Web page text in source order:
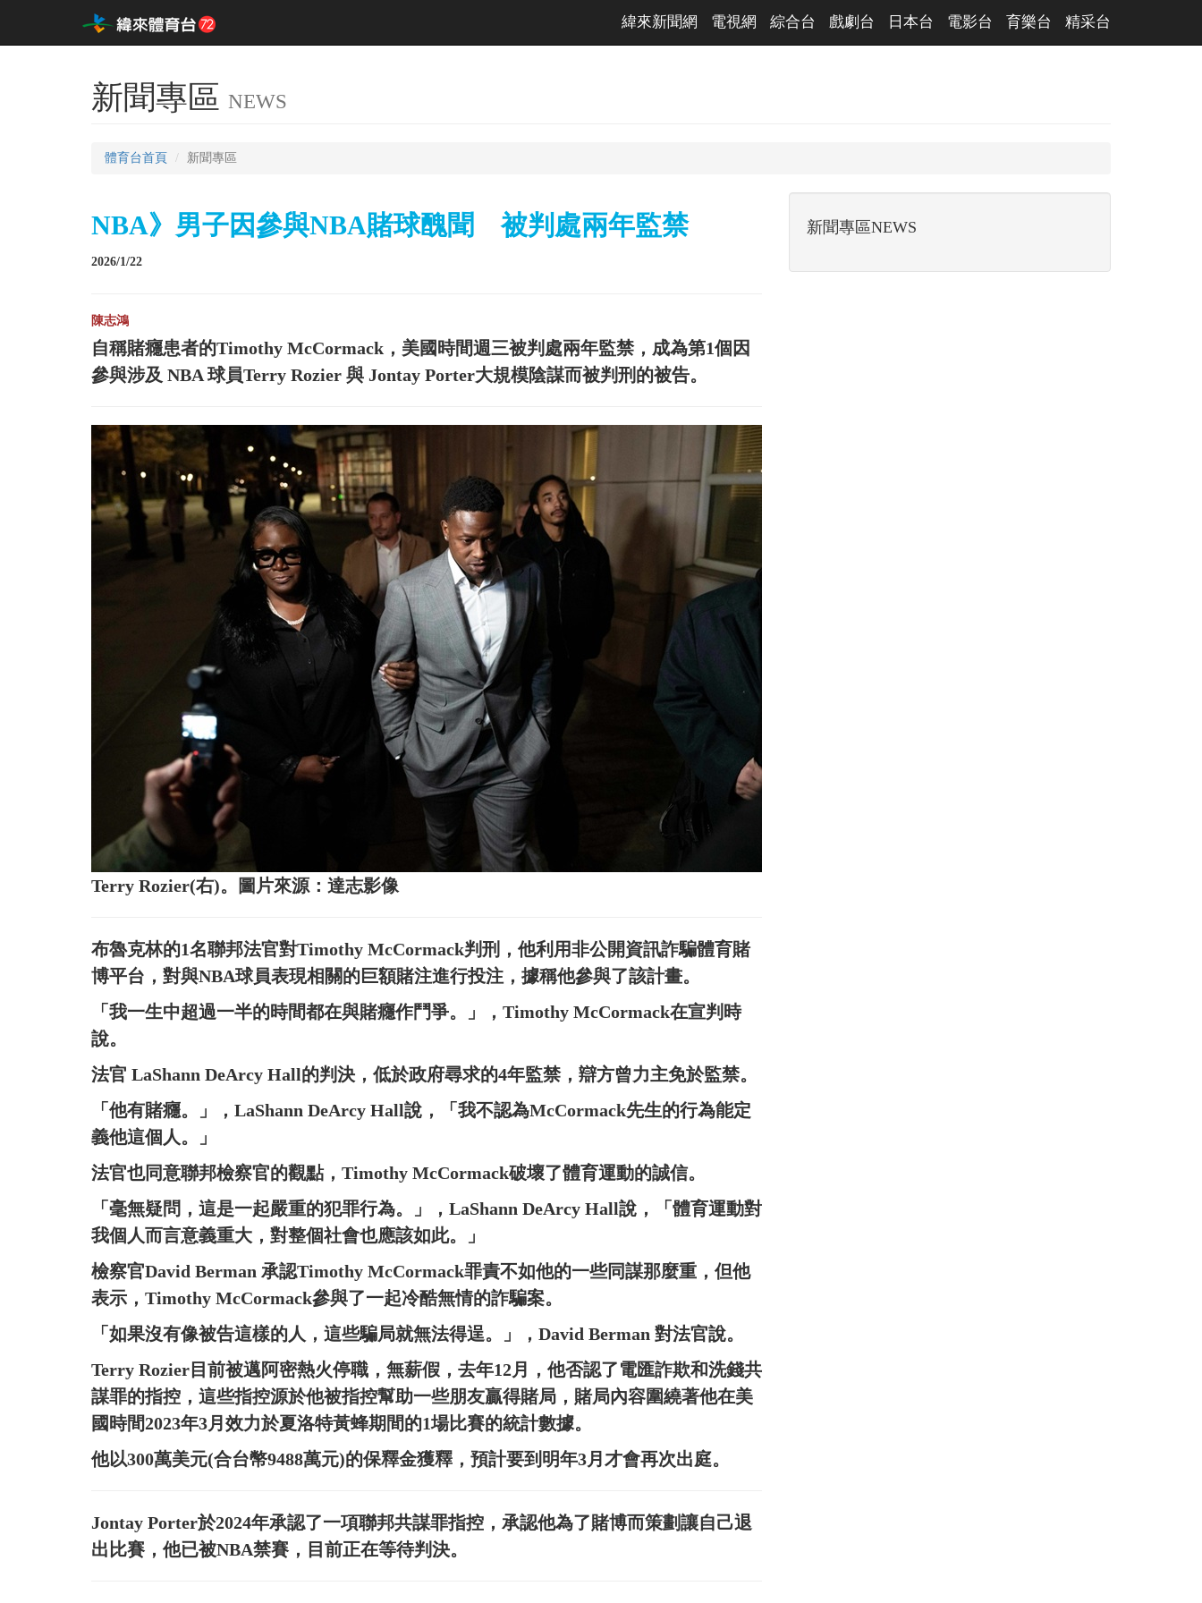
緯來新聞網 電視網 綜合台 戲劇台 日本台 電影台 育樂台 精采台
新聞專區 NEWS
體育台首頁 新聞專區
NBA》男子因參與NBA賭球醜聞 被判處兩年監禁
2026/1/22
陳志鴻
自稱賭癮患者的Timothy McCormack，美國時間週三被判處兩年監禁，成為第1個因
參與涉及 NBA 球員Terry Rozier 與 Jontay Porter大規模陰謀而被判刑的被告。
Terry Rozier(右)。圖片來源：達志影像
布魯克林的1名聯邦法官對Timothy McCormack判刑，他利用非公開資訊詐騙體育賭
博平台，對與NBA球員表現相關的巨額賭注進行投注，據稱他參與了該計畫。
「我一生中超過一半的時間都在與賭癮作鬥爭。」，Timothy McCormack在宣判時
說。
法官 LaShann DeArcy Hall的判決，低於政府尋求的4年監禁，辯方曾力主免於監禁。
「他有賭癮。」，LaShann DeArcy Hall說，「我不認為McCormack先生的行為能定
義他這個人。」
法官也同意聯邦檢察官的觀點，Timothy McCormack破壞了體育運動的誠信。
「毫無疑問，這是一起嚴重的犯罪行為。」，LaShann DeArcy Hall說，「體育運動對
我個人而言意義重大，對整個社會也應該如此。」
檢察官David Berman 承認Timothy McCormack罪責不如他的一些同謀那麼重，但他
表示，Timothy McCormack參與了一起冷酷無情的詐騙案。
「如果沒有像被告這樣的人，這些騙局就無法得逞。」，David Berman 對法官說。
Terry Rozier目前被邁阿密熱火停職，無薪假，去年12月，他否認了電匯詐欺和洗錢共
謀罪的指控，這些指控源於他被指控幫助一些朋友贏得賭局，賭局內容圍繞著他在美
國時間2023年3月效力於夏洛特黃蜂期間的1場比賽的統計數據。
他以300萬美元(合台幣9488萬元)的保釋金獲釋，預計要到明年3月才會再次出庭。
Jontay Porter於2024年承認了一項聯邦共謀罪指控，承認他為了賭博而策劃讓自己退
出比賽，他已被NBA禁賽，目前正在等待判決。
新聞專區NEWS